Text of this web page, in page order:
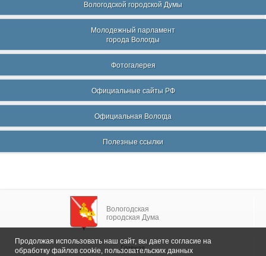
Вологодской городской Думы
Молодежный парламент
города Вологды
Фотогалерея
Официальные сайты РФ
Официальная Вологда
Полезные ссылки
Вологодская
городская Дума
Главная
Продолжая использовать наш сайт, вы даете согласие на
обработку файлов cookie, пользовательских данных